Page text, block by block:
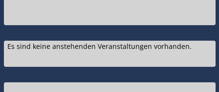
Es sind keine anstehenden Veranstaltungen vorhanden.